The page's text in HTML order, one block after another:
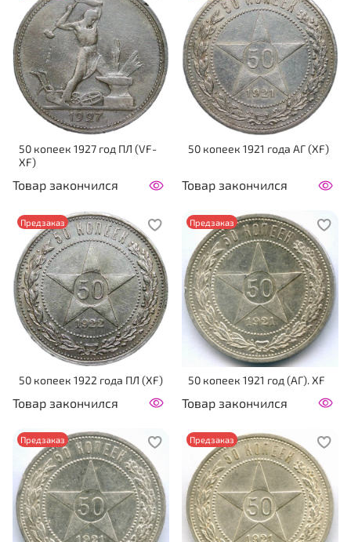
50 копеек 1927 год ПЛ (VF-
XF)
Товар закончился
50 копеек 1921 года АГ (XF)
Товар закончился
Предзаказ
50 копеек 1922 года ПЛ (XF)
Товар закончился
Предзаказ
50 копеек 1921 год (АГ). XF
Товар закончился
Предзаказ Предзаказ